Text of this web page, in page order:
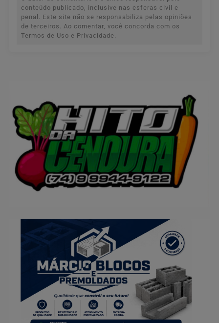
conteúdo publicado, inclusive nas esferas civil e
penal. Este site não se responsabiliza pelas opiniões
de terceiros. Ao comentar, você concorda com os
Termos de Uso e Privacidade.